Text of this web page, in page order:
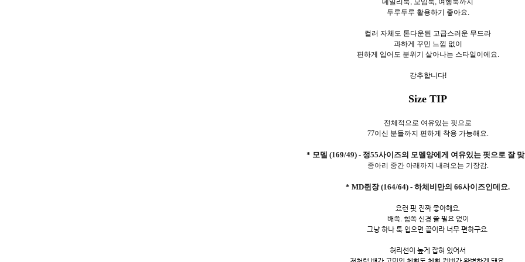
두루두루 활용하기 좋아요.
컬러 자체도 톤다운된 고급스러운 무드라
과하게 꾸민 느낌 없이
편하게 입어도 분위기 살아나는 스타일이에요.
강추합니다!
Size TIP
전체적으로 여유있는 핏으로
77이신 분들까지 편하게 착용 가능해요.
* 모델 (169/49) - 정55사이즈의 모델양에게 여유있는 핏으로 잘
종아리 중간 아래까지 내려오는 기장감.
* MD쥔장 (164/64) - 하체비만의 66사이즈인데요.
요런 핏 진짜 좋아해요.
배쪽, 힙쪽 신경 쓸 필요 없이
그냥 하나 툭 입으면 끝이라 너무 편하구요.
허리선이 높게 잡혀 있어서